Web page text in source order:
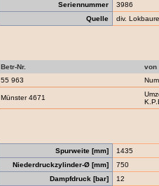
Seriennummer
3986
Quelle
div.
Betr-Nr. von
55 963
Münster 4671
Spurweite [mm] 1435
Niederdruckzylinder-Ø [mm]
750
Dampfdruck [bar]
12